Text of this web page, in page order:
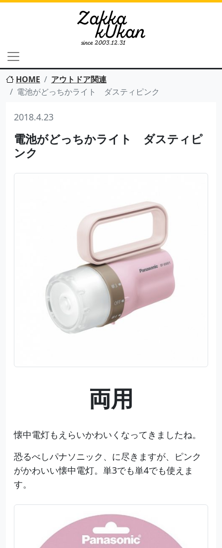
HOME
アウトドア関連
電池がどっちかライト ダスティピンク
2018.4.23
電池がどっちかライト ダスティピ
ンク
両用
懐中電灯もえらいかわいくなってきましたね。
恐るべしパナソニック、に尽きますが、ピンク
がかわいい懐中電灯。単3でも単4でも使えま
す。